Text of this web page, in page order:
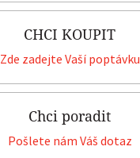
CHCI KOUPIT
Zde zadejte Vaší poptávku
Chci poradit
Pošlete nám Váš dotaz